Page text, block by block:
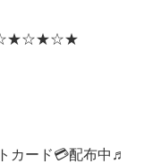
カード💳配布中♬